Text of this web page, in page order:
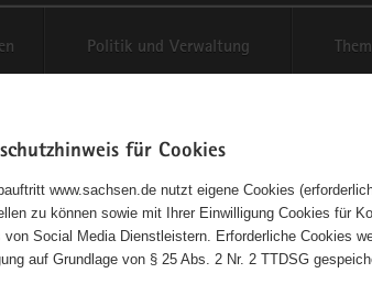
Politik und Verwaltung
für Cookies
www.sachsen.de nutzt eigene Cookies
zu können sowie mit Ihrer Einwilligung Cookies für
von Social Media Dienstleistern. Erforderliche Cookies
auf Grundlage von § 25 Abs. 2 Nr. 2 TTDSG